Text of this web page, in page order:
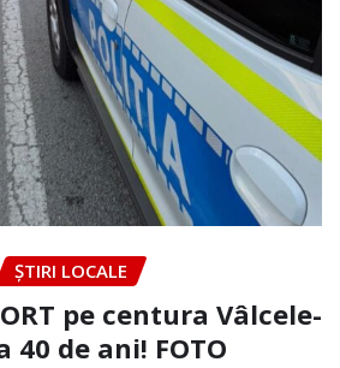
ȘTIRI LOCALE
pe centura Vâlcele-
40 de ani! FOTO